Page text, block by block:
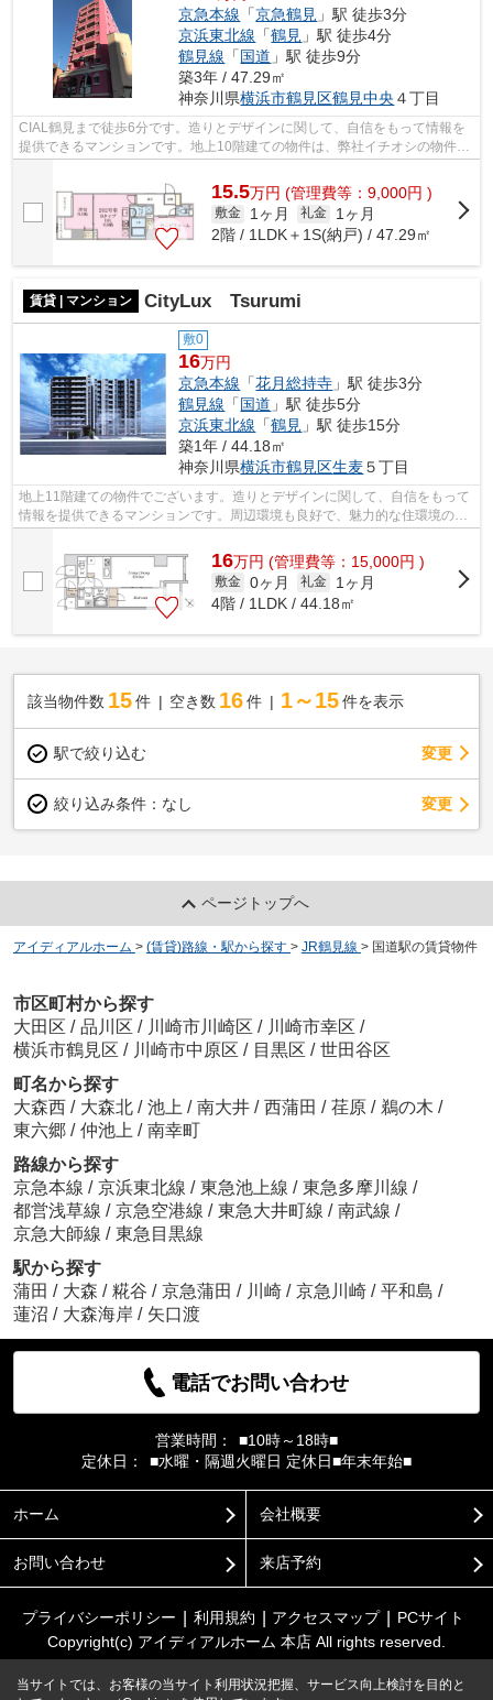
京急本線 「京急鶴見 」駅 徒歩3分
京浜東北線 「鶴見 」駅 徒歩4分
鶴見線 「国道 」駅 徒歩9分
築3年 / 47.29㎡
神奈川県横浜市鶴見区鶴見中央 ４丁目
CIAL鶴見まで徒歩6分です。造りとデザインに関して、自信をもって情報を
提供できるマンションです。地上10階建ての物件は、弊社イチオシの物件で
15.5万円 (管理費等：9,000円 )
敷金 1ヶ月 礼金
1ヶ月
2階 / 1LDK＋1S(納戸) / 47.29㎡
賃貸 | マンション CityLux Tsurumi
敷0
16万円
京急本線 「花月総持寺 」駅 徒歩3分
鶴見線 「国道 」駅 徒歩5分
京浜東北線 「鶴見 」駅 徒歩15分
築1年 / 44.18㎡
神奈川県横浜市鶴見区生麦５丁目
地上11階建ての物件でございます。造りとデザインに関して、自信をもって
情報を提供できるマンションです。周辺環境も良好で、魅力的な住環境のあ
16万円 (管理費等：15,000円 )
敷金 0ヶ月 礼金
1ヶ月
4階 / 1LDK / 44.18㎡
該当物件数 15件 空き数 16 件 1～15 件を表示
駅で絞り込む 変更
絞り込み条件： なし 変更
ページトップへ
アイディアルホーム > (賃貸)路線・駅から探す > JR鶴見線 > 国道駅の賃貸物件
市区町村から探す
大田区 / 品川区 / 川崎市川崎区 / 川崎市幸区 /
横浜市鶴見区 / 川崎市中原区 / 目黒区 / 世田谷区
町名から探す
大森西 / 大森北 / 池上 / 南大井 / 西蒲田 / 荏原 / 鵜の木 /
東六郷 / 仲池上 / 南幸町
路線から探す
京急本線 / 京浜東北線 / 東急池上線 / 東急多摩川線 /
都営浅草線 / 京急空港線 / 東急大井町線 / 南武線 /
京急大師線 / 東急目黒線
駅から探す
蒲田 / 大森 / 糀谷 / 京急蒲田 / 川崎 / 京急川崎 / 平和島 /
蓮沼 / 大森海岸 / 矢口渡
電話でお問い合わせ
営業時間：
■10時～18時■
定休日：
■水曜・隔週火曜日 定休日■年末年始■
ホーム 会社概要
お問い合わせ 来店予約
プライバシーポリシー 利用規約 アクセスマップ
PCサイト
Copyright(c) アイディアルホーム 本店 All rights reserved.
当サイトでは、お客様の当サイト利用状況把握、サービス向上検討を目的と